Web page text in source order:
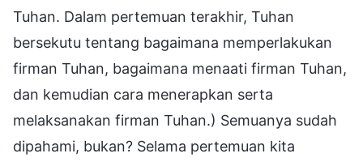
Tuhan. Dalam pertemuan terakhir, Tuhan
bersekutu tentang bagaimana memperlakukan
firman Tuhan, bagaimana menaati firman Tuhan,
dan kemudian cara menerapkan serta
melaksanakan firman Tuhan.) Semuanya sudah
dipahami, bukan? Selama pertemuan kita